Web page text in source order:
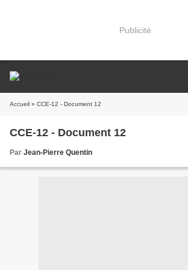
Publicité
Accueil » CCE-12 - Document 12
CCE-12 - Document 12
Par Jean-Pierre Quentin